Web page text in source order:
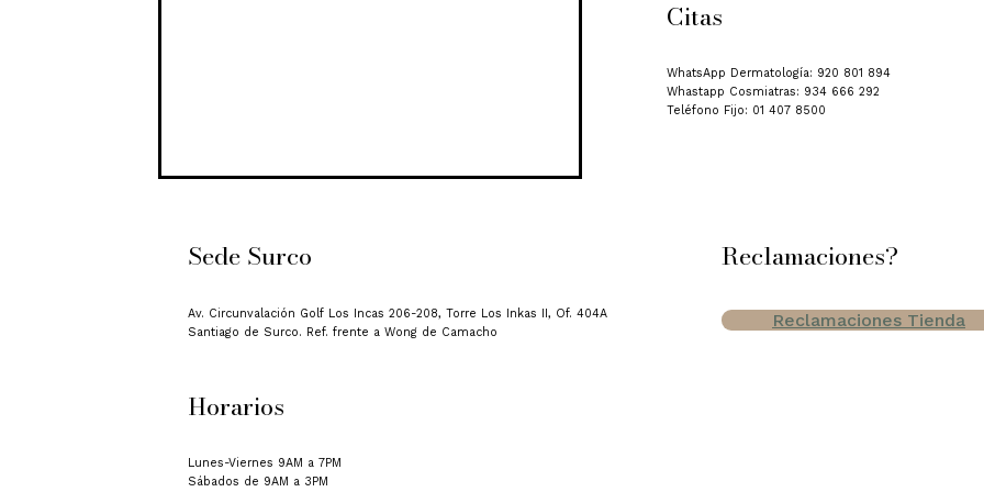
Citas
WhatsApp Dermatología: 920 801 894
Whastapp Cosmiatras: 934 666 292
Teléfono Fijo: 01 407 8500
Sede Surco
Av. Circunvalación Golf Los Incas 206-208, Torre Los Inkas II, Of. 404A
Santiago de Surco. Ref. frente a Wong de Camacho
Horarios
Lunes-Viernes 9AM a 7PM
Sábados de 9AM a 3PM
Reclamaciones?
Reclamaciones Tienda